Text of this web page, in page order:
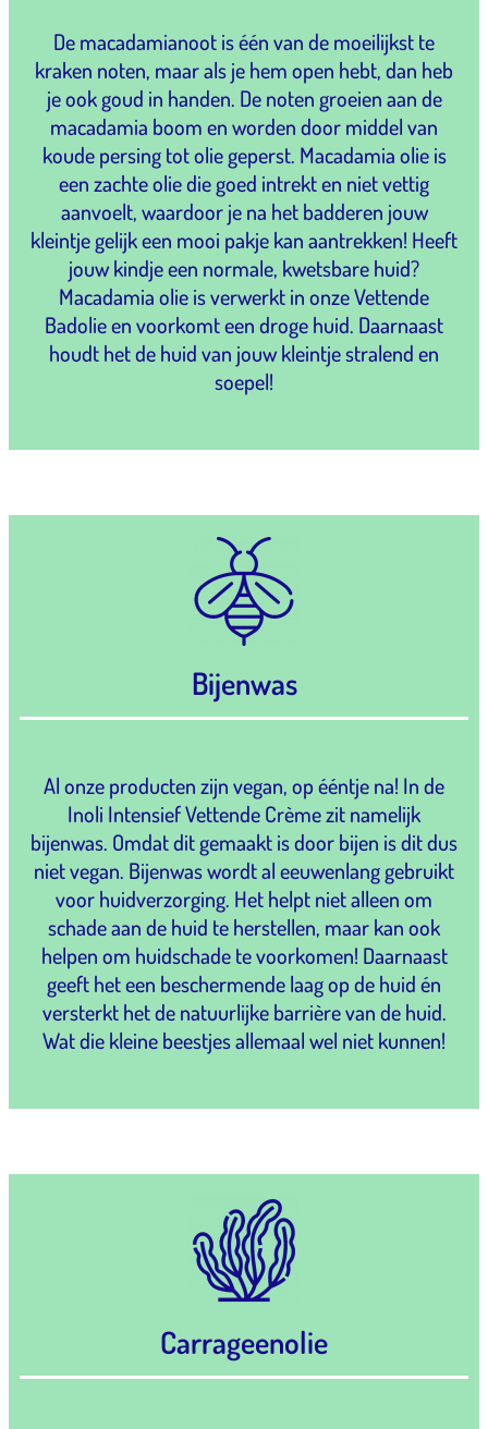
De macadamianoot is één van de moeilijkst te
kraken noten, maar als je hem open hebt, dan heb
je ook goud in handen. De noten groeien aan de
macadamia boom en worden door middel van
koude persing tot olie geperst. Macadamia olie is
een zachte olie die goed intrekt en niet vettig
aanvoelt, waardoor je na het badderen jouw
kleintje gelijk een mooi pakje kan aantrekken! Heeft
jouw kindje een normale, kwetsbare huid?
Macadamia olie is verwerkt in onze Vettende
Badolie en voorkomt een droge huid. Daarnaast
houdt het de huid van jouw kleintje stralend en
soepel!
Bijenwas
Al onze producten zijn vegan, op ééntje na! In de
Inoli Intensief Vettende Crème zit namelijk
bijenwas. Omdat dit gemaakt is door bijen is dit dus
niet vegan. Bijenwas wordt al eeuwenlang gebruikt
voor huidverzorging. Het helpt niet alleen om
schade aan de huid te herstellen, maar kan ook
helpen om huidschade te voorkomen! Daarnaast
geeft het een beschermende laag op de huid én
versterkt het de natuurlijke barrière van de huid.
Wat die kleine beestjes allemaal wel niet kunnen!
Carrageenolie